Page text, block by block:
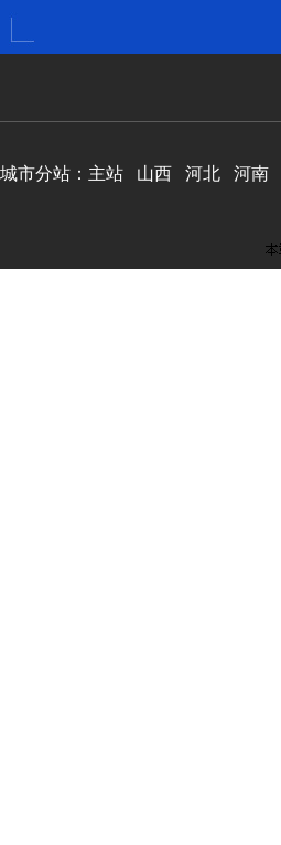
城市分站： 主站 山西 河北 河南